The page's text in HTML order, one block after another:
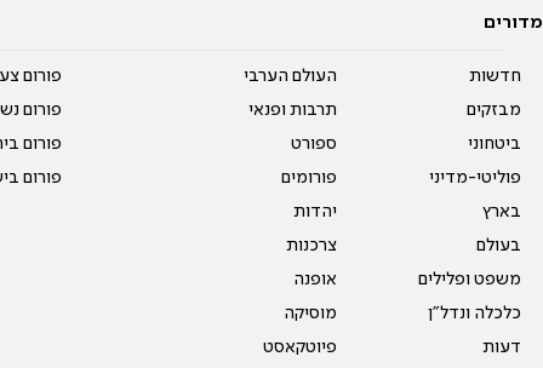
מדורים
חדשות
מבזקים
ביטחוני
פוליטי-מדיני
בארץ
בעולם
משפט ופלילים
כלכלה ונדל"ן
דעות
העולם הערבי
תרבות ופנאי
ספורט
פורומים
יהדות
צרכנות
אופנה
מוסיקה
פיוטקאסט
פורום
פורום
פורום
פורום